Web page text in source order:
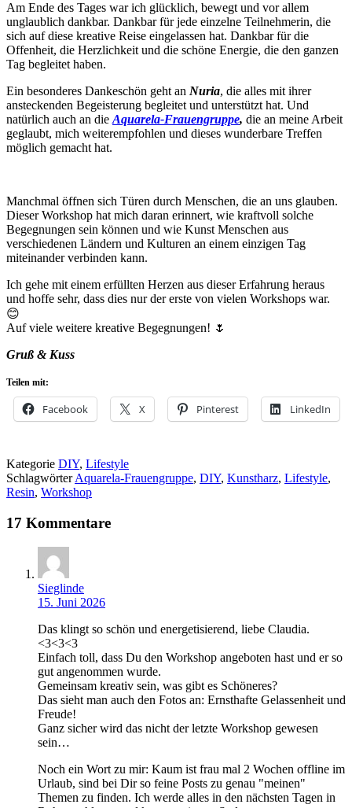
Am Ende des Tages war ich glücklich, bewegt und vor allem
unglaublich dankbar. Dankbar für jede einzelne Teilnehmerin, die
sich auf diese kreative Reise eingelassen hat. Dankbar für die
Offenheit, die Herzlichkeit und die schöne Energie, die den ganzen
Tag begleitet haben.
Ein besonderes Dankeschön geht an Nuria, die alles mit ihrer
ansteckenden Begeisterung begleitet und unterstützt hat. Und
natürlich auch an die Aquarela-Frauengruppe, die an meine Arbeit
geglaubt, mich weiterempfohlen und dieses wunderbare Treffen
möglich gemacht hat.
Manchmal öffnen sich Türen durch Menschen, die an uns glauben.
Dieser Workshop hat mich daran erinnert, wie kraftvoll solche
Begegnungen sein können und wie Kunst Menschen aus
verschiedenen Ländern und Kulturen an einem einzigen Tag
miteinander verbinden kann.
Ich gehe mit einem erfüllten Herzen aus dieser Erfahrung heraus
und hoffe sehr, dass dies nur der erste von vielen Workshops war.
😊
Auf viele weitere kreative Begegnungen! 🌷
Gruß & Kuss
Teilen mit:
Facebook X Pinterest LinkedIn
Kategorie DIY, Lifestyle
SchlagwörterAquarela-Frauengruppe, DIY, Kunstharz, Lifestyle,
Resin, Workshop
17 Kommentare
Sieglinde
15. Juni 2026
Das klingt so schön und energetisierend, liebe Claudia.
<3<3<3
Einfach toll, dass Du den Workshop angeboten hast und er so
gut angenommen wurde.
Gemeinsam kreativ sein, was gibt es Schöneres?
Das sieht man auch den Fotos an: Ernsthafte Gelassenheit und
Freude!
Ganz sicher wird das nicht der letzte Workshop gewesen
sein…
Noch ein Wort zu mir: Kaum ist frau mal 2 Wochen offline im
Urlaub, sind bei Dir so feine Posts zu genau "meinen"
Themen zu finden. Ich werde alles in den nächsten Tagen in